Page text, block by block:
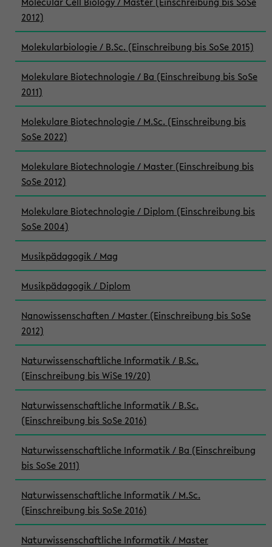
2012)
Molekularbiologie / B.Sc. (Einschreibung bis SoSe 2015)
Molekulare Biotechnologie / Ba (Einschreibung bis SoSe
2011)
Molekulare Biotechnologie / M.Sc. (Einschreibung bis
SoSe 2022)
Molekulare Biotechnologie / Master (Einschreibung bis
SoSe 2012)
Molekulare Biotechnologie / Diplom (Einschreibung bis
SoSe 2004)
Musikpädagogik / Mag
Musikpädagogik / Diplom
Nanowissenschaften / Master (Einschreibung bis SoSe
2012)
Naturwissenschaftliche Informatik / B.Sc.
(Einschreibung bis WiSe 19/20)
Naturwissenschaftliche Informatik / B.Sc.
(Einschreibung bis SoSe 2016)
Naturwissenschaftliche Informatik / Ba (Einschreibung
bis SoSe 2011)
Naturwissenschaftliche Informatik / M.Sc.
(Einschreibung bis SoSe 2016)
Naturwissenschaftliche Informatik / Master